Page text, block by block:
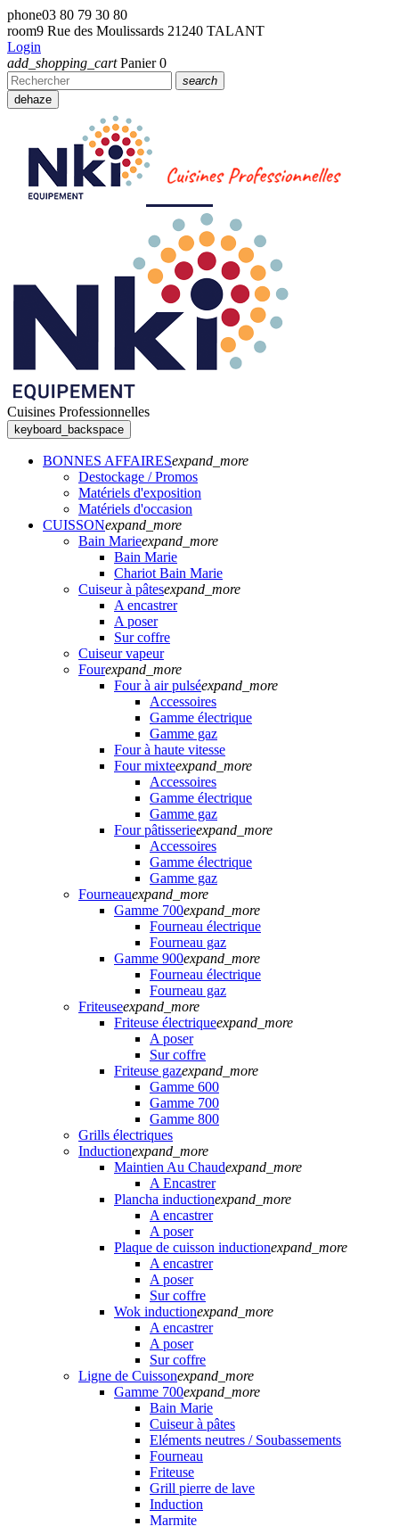
phone03 80 79 30 80
room9 Rue des Moulissards 21240 TALANT
Login
add_shopping_cart Panier 0
search
dehaze
Cuisines Professionnelles
keyboard_backspace
BONNES AFFAIRESexpand_more
Destockage / Promos
Matériels d'exposition
Matériels d'occasion
CUISSONexpand_more
Bain Marieexpand_more
Bain Marie
Chariot Bain Marie
Cuiseur à pâtesexpand_more
A encastrer
A poser
Sur coffre
Cuiseur vapeur
Fourexpand_more
Four à air pulséexpand_more
Accessoires
Gamme électrique
Gamme gaz
Four à haute vitesse
Four mixteexpand_more
Accessoires
Gamme électrique
Gamme gaz
Four pâtisserieexpand_more
Accessoires
Gamme électrique
Gamme gaz
Fourneauexpand_more
Gamme 700expand_more
Fourneau électrique
Fourneau gaz
Gamme 900expand_more
Fourneau électrique
Fourneau gaz
Friteuseexpand_more
Friteuse électriqueexpand_more
A poser
Sur coffre
Friteuse gazexpand_more
Gamme 600
Gamme 700
Gamme 800
Grills électriques
Inductionexpand_more
Maintien Au Chaudexpand_more
A Encastrer
Plancha inductionexpand_more
A encastrer
A poser
Plaque de cuisson inductionexpand_more
A encastrer
A poser
Sur coffre
Wok inductionexpand_more
A encastrer
A poser
Sur coffre
Ligne de Cuissonexpand_more
Gamme 700expand_more
Bain Marie
Cuiseur à pâtes
Eléments neutres / Soubassements
Fourneau
Friteuse
Grill pierre de lave
Induction
Marmite